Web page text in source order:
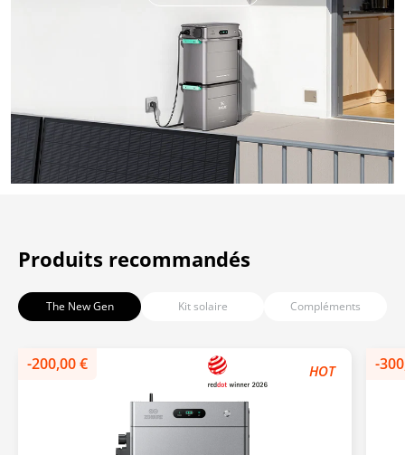
Produits recommandés
The New Gen Kit solaire Compléments
-200,00 € HOT -
-400,00 € HOT -
-120,00 € -